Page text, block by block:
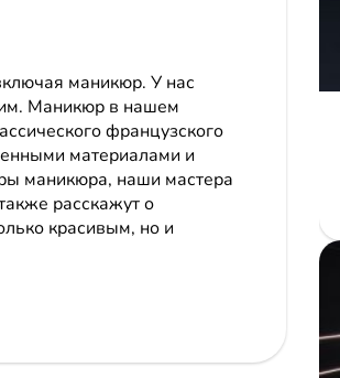
маникюр. У нас
Маникюр в нашем
французского
материалами и
маникюра, наши мастера
расскажут о
красивым, но и